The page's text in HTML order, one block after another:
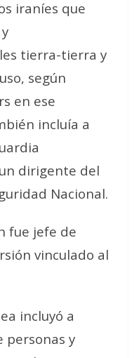
iraníes que
tierra-tierra y
según
en ese
incluía a
dirigente del
Nacional.
fue jefe de
vinculado al
incluyó a
personas y